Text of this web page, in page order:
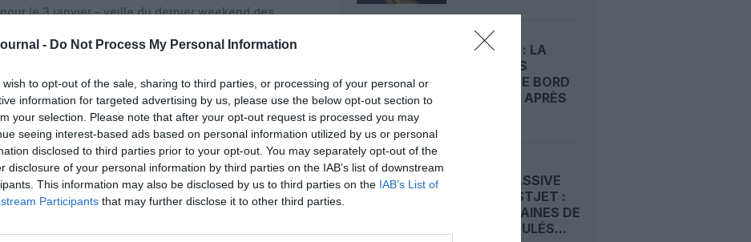
- Do Not Process My Personal Information
wish to opt-out of the sale, sharing to third parties, or processing of your personal or
information for targeted advertising by us, please use the below opt-out section to
your selection. Please note that after your opt-out request is processed you may
seeing interest-based ads based on personal information utilized by us or personal
disclosed to third parties prior to your opt-out. You may separately opt-out of the
disclosure of your personal information by third parties on the IAB’s list of downstream
This information may also be disclosed by us to third parties on the IAB’s List of
Participants that may further disclose it to other third parties.
le 3 janvier – veille du dernier weekend des
été lancé au sein du
de l’aérien, du droit et du chiffre », et compte aussi
PNC chez les
le SNPNAC chez les navigants. Majoritaire chez les
mardi, après une rencontre à Matignon, même s’il
a tout de même fait une maigre avancée sur une
abaisser l’âge de taux plein qui sera fixé dans la
n’était prise en compte que pour abaisser l’âge
peuvent aujourd’hui partir à la retraite à 60 ans).
levé lundi.
fleurissent un peu partout en cette fin d‘année : à
ce vendredi, à l’appel de la CGT et de la CFDT, chez
WESTJET : LA
GRÈVE DES
AGENTS DE BORD
PREND FIN APRÈS
GRÈVE MASSIVE
CHEZ WESTJET :
DES CENTAINES DE
VOLS ANNULÉS...